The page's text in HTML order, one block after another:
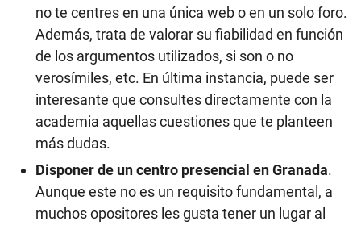
no te centres en una única web o en un solo foro.
Además, trata de valorar su fiabilidad en función
de los argumentos utilizados, si son o no
verosímiles, etc. En última instancia, puede ser
interesante que consultes directamente con la
academia aquellas cuestiones que te planteen
más dudas.
Disponer de un centro presencial en Granada.
Aunque este no es un requisito fundamental, a
muchos opositores les gusta tener un lugar al